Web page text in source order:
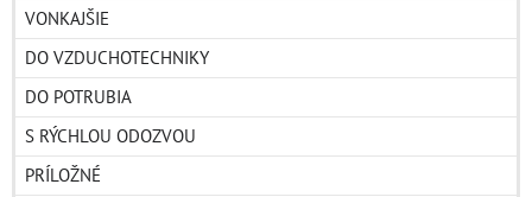
VONKAJŠIE
DO VZDUCHOTECHNIKY
DO POTRUBIA
S RÝCHLOU ODOZVOU
PRÍLOŽNÉ